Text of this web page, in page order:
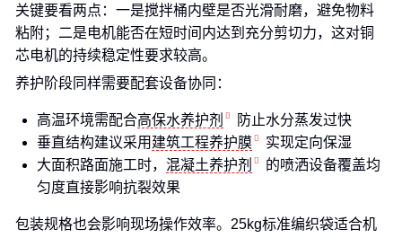
关键要看两点：一是搅拌桶内壁是否光滑耐磨，避免物料
粘附；二是电机能否在短时间内达到充分剪切力，这对铜
芯电机的持续稳定性要求较高。
养护阶段同样需要配套设备协同：
高温环境需配合高保水养护剂
防止水分蒸发过快
垂直结构建议采用 建筑工程养护膜
实现定向保湿
大面积路面施工时， 混凝土养护剂
的喷洒设备覆盖均
匀度直接影响抗裂效果
包装规格也会影响现场操作效率。25kg标准编织袋适合机